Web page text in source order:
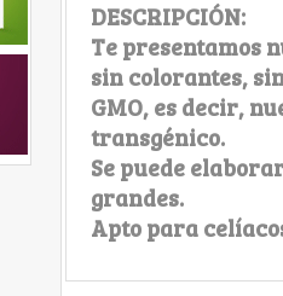
DESCRIPCIÓN:
Te presentamos
sin colorantes,
GMO, es decir,
transgénico.
Se puede
grandes.
Apto para